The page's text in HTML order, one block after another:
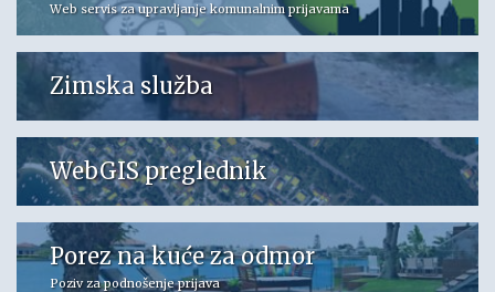
Web servis za upravljanje komunalnim prijavama
Zimska služba
WebGIS preglednik
Porez na kuće za odmor
Poziv za podnošenje prijava